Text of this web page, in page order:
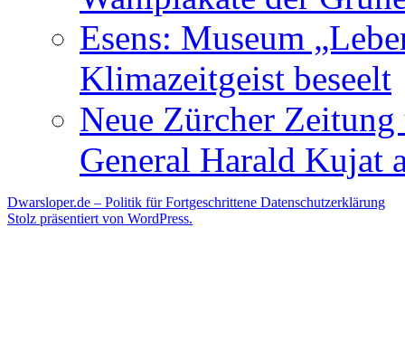
Esens: Museum
Klimazeitgeist beseelt
Neue Zürcher
General Harald Kujat
Dwarsloper.de – Politik für Fortgeschrittene Datenschutzerklärung
Stolz präsentiert von WordPress.